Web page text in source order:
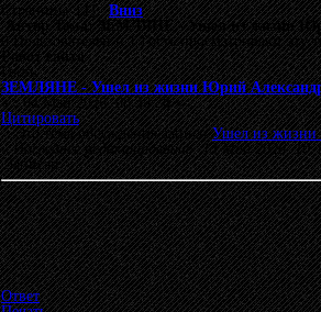
Страницы: [1]Вниз
АвторТема: ЗЕМЛЯНЕ - Ушел из жизни
0 Пользователей и 1 Гость просматривают эту
Робот сайта
Гость
ЗЕМЛЯНЕ - Ушел из жизни Юрий
«:04 Май 2026, 08:39:28 »
Цитировать
Это тема обсуждения записиУшел из жизни
«Последнее редактирование: 13 Май 2026,
Записан
Ответ